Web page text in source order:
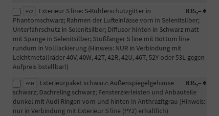
PY2 835,– €
Exterieur S line: S-Kühlerschutzgitter in
Phantomschwarz; Rahmen der Lufteinlässe vorn in Selenitsilber;
Unterfahrschutz in Selenitsilber; Diffusor hinten in Schwarz matt
mit Spange in Selenitsilber; Stoßfänger S line mit Bottom line
rundum in Volllackierung (Hinweis: NUR in Verbindung mit
Leichtmetallräder 40V, 40W, 42T, 42R, 42U, 46T, 52Y oder 53L gegen
Aufpreis bstellbar!)
PAH 835,– €
Exterieurpaket schwarz: Außenspiegelgehäuse
schwarz; Dachreling schwarz; Fensterzierleisten und Anbauteile
dunkel mit Audi Ringen vorn und hinten in Anthrazitgrau (Hinweis:
nur in Verbindung mit Exterieur S line (PY2) erhältlich)